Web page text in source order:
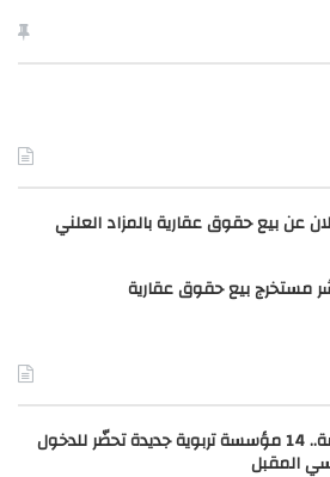
عن بيع حقوق عقارية بالمزاد العلني
مستخرج بيع حقوق عقارية
النعامة.. 14 مؤسسة تربوية جديدة تحضّر للدخول
المقبل